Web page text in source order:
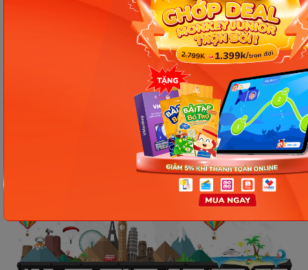
trợ trẻ luyện nói tiếng Anh chuẩn xác hơn.
Đặc biệt, Play and Learn English áp dụng phương
pháp luyện học từ vựng và phát âm chuẩn qua
Flashcard, để hỗ trợ bé ghi nhớ và thực hành tốt